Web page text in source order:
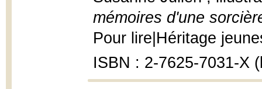
mémoires d'une
Pour lire|Héritage
ISBN : 2-7625-7031-X